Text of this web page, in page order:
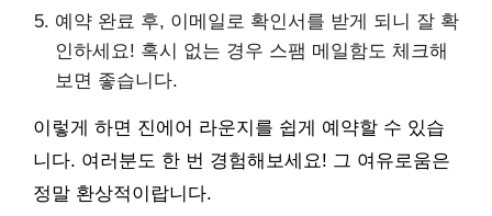
예약 완료 후, 이메일로 확인서를 받게 되니 잘 확
인하세요! 혹시 없는 경우 스팸 메일함도 체크해
보면 좋습니다.
이렇게 하면 진에어 라운지를 쉽게 예약할 수 있습
니다. 여러분도 한 번 경험해보세요! 그 여유로움은
정말 환상적이랍니다.